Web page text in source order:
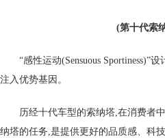
(第十代索
“感性运动(Sensuous Sportiness)”
注入优势基因。
历经十代车型的索纳塔,在消费者
纳塔的任务,是提供更好的品质感、科